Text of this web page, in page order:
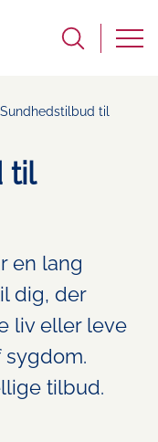
Sundhedstilbud til
til
en lang
dig, der
liv eller leve
tilbud.